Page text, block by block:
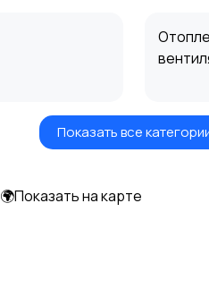
Показать все
🌍Показать на карте